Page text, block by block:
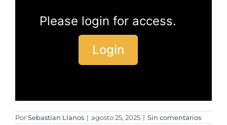
CONTACTOPlease login for access.
Login
PorSebastian Llanos | agosto 25, 2025 | Sin comentarios